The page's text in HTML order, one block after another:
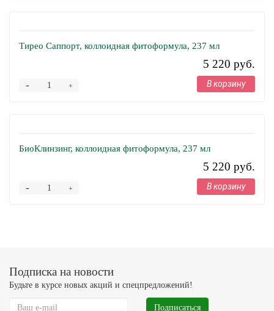
Тирео Саппорт, коллоидная фитоформула, 237 мл
5 220 руб.
+
- В корзину
БиоКлинзинг, коллоидная фитоформула, 237 мл
5 220 руб.
+
- В корзину
Подписка на новости
Будьте в курсе новых акций и спецпредложений!
Подписаться